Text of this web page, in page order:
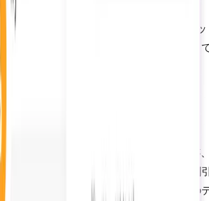
Shopifyマーチャントは、AIかライブチャ
ではなく、両方を階層型システムで展開し
ースト応答（問い合わせの70〜
すべての反復的な問い合わせ（注文追跡
ー、在庫状況、サイズに関する質問、割
ューティング）を即座に処理します。この